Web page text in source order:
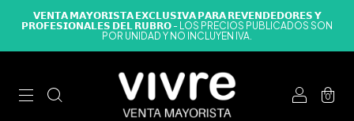
𝗩𝗘𝗡𝗧𝗔 𝗠𝗔𝗬𝗢𝗥𝗜𝗦𝗧𝗔 𝗘𝗫𝗖𝗟𝗨𝗦𝗜𝗩𝗔 𝗣𝗔𝗥𝗔 𝗥𝗘𝗩𝗘𝗡𝗗𝗘𝗗𝗢𝗥𝗘𝗦 𝗬
𝗣𝗥𝗢𝗙𝗘𝗦𝗜𝗢𝗡𝗔𝗟𝗘𝗦 𝗗𝗘𝗟 𝗥𝗨𝗕𝗥𝗢 - LOS PRECIOS PUBLICADOS SON
POR UNIDAD Y NO INCLUYEN IVA.
0